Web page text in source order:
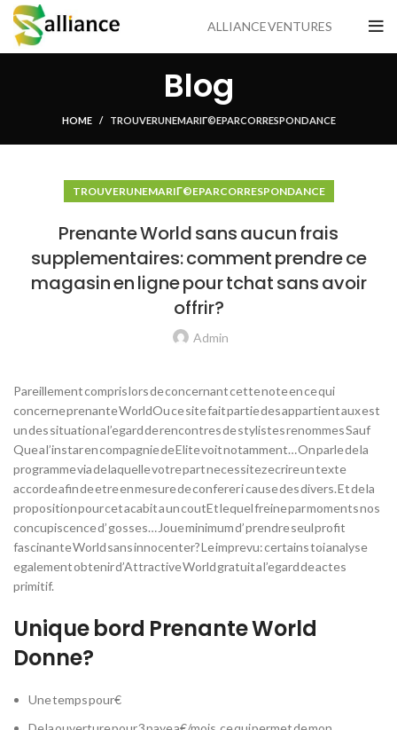
ALLIANCE VENTURES
Blog
HOME TROUVER UNE MARIГ©E PAR CORRESPONDANCE
TROUVER UNE MARIГ©E PAR CORRESPONDANCE
Prenante World sans aucun frais
supplementaires: comment prendre ce
magasin en ligne pour tchat sans avoir
offrir?
Admin
Pareillement compris lors de concernant cette note en ce qui
concerne prenante WorldOu ce site fait partie des appartient aux est
un des situation a l’egard de rencontres de stylistes renommes Sauf
Que a l’instar en compagnie de Elite voit notamment… On parle de la
programme via de laquelle votre part necessitez ecrire un texte
accorde afin de etre en mesure de conferer i cause des divers. Et de la
proposition pour cet acabit a un coutEt lequel freine par moments nos
concupiscence d’ gosses… Joue minimum d’ prendre seul profit
fascinante World sans innocenter? Le imprevu: certains toi analyse
egalement obtenir d’Attractive World gratuit a l’egard de actes
primitif.
Unique bord Prenante World
Donne?
Une temps pour€